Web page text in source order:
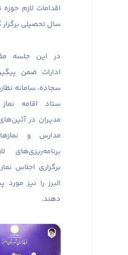
اقدامات لازم حوزه
سال تحصیلی برگزار
در این جلسه
ادارات ضمن
سجاده، سامانه
ستاد اقامه
مدیران در
مدارس و
برنامه‌ریزی‌های
برگزاری اجلاس
البرز را نیز مورد
دهند.